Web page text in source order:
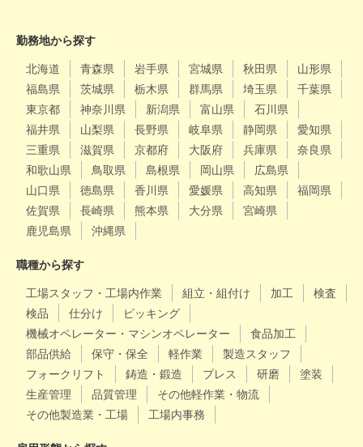
勤務地から探す
北海道 青森県 岩手県 宮城県 秋田県
山形県
福島県
茨城県 栃木県 群馬県 埼玉県
千葉県
東京都
神奈川県 新潟県 富山県
石川県
福井県
山梨県 長野県 岐阜県 静岡県
愛知県
三重県
滋賀県 京都府 大阪府 兵庫県
奈良県
和歌山県
鳥取県 島根県 岡山県
広島県
山口県
徳島県 香川県 愛媛県 高知県
福岡県
佐賀県
長崎県 熊本県 大分県
宮崎県
鹿児島県
沖縄県
職種から探す
工場スタッフ・工場内作業 組立・組付け 加工
検査
検品
仕分け
ピッキング
機械オペレーター・マシンオペレーター
食品加工
部品供給
保守・保全 軽作業
製造スタッフ
フォークリフト
鋳造・鍛造 プレス 研磨
塗装
生産管理
品質管理
その他軽作業・物流
その他製造業・工場
工場内事務